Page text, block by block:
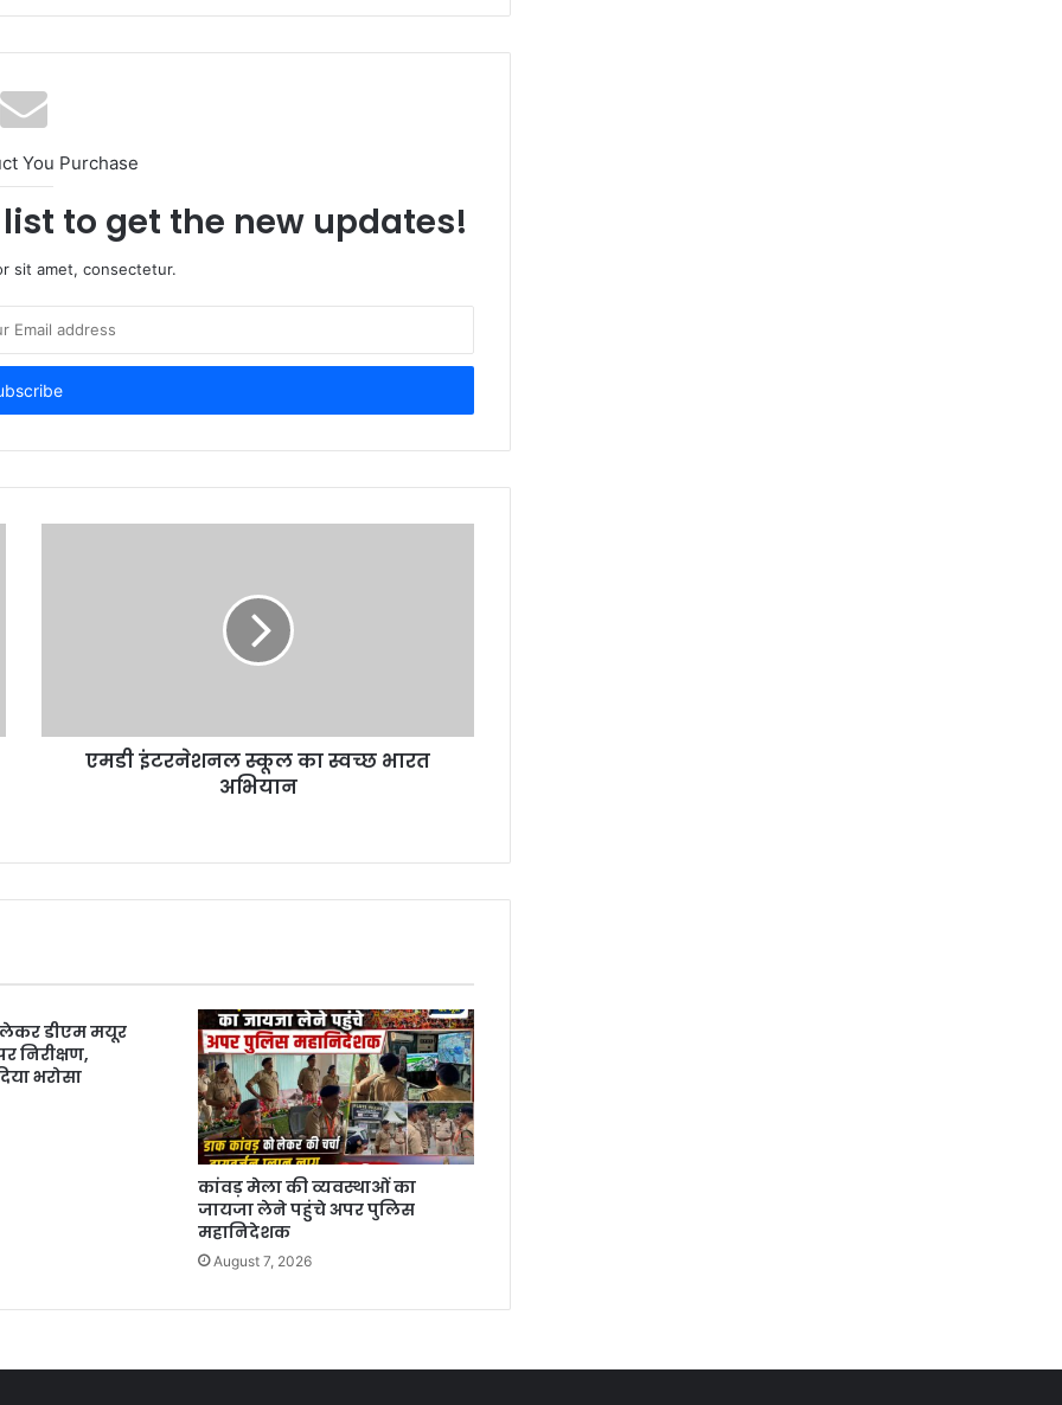
You Purchase
to get the new updates!
sit amet, consectetur.
एमडी इंटरनेशनल स्कूल का स्वच्छ भारत
अभियान
डीएम मयूर
निरीक्षण,
भरोसा
कांवड़ मेला की व्यवस्थाओं का
जायजा लेने पहुंचे अपर पुलिस
महानिदेशक
August 7, 2026